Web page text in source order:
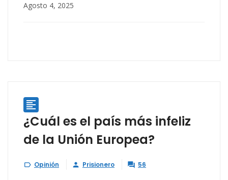
Agosto 4, 2025

¿Cuál es el país más infeliz
de la Unión Europea?
 Opinión  Prisionero  56